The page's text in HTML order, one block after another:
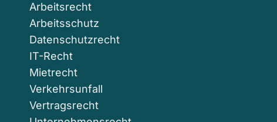
Arbeitsrecht
Arbeitsschutz
Datenschutzrecht
IT-Recht
Mietrecht
Verkehrsunfall
Vertragsrecht